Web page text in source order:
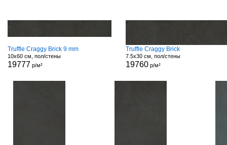
Truffle Craggy Brick 9 mm
10x60 см, пол/стены
19777 р/м²
Truffle Craggy Brick
7.5x30 см, пол/стены
19760р/м²